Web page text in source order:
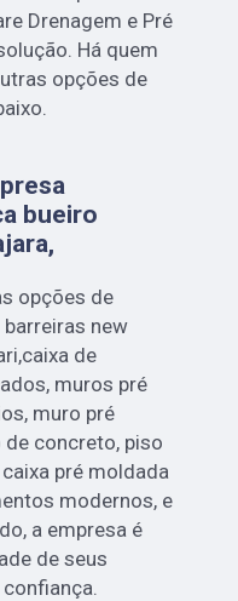
Drenagem e Pré
Há quem
opções de
bueiro
opções de
new
de
muros pré
muro pré
concreto, piso
pré moldada
modernos, e
a empresa é
de seus